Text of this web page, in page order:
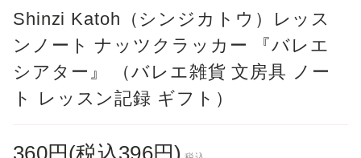
Shinzi Katoh（シンジカトウ）レッス
ンノート ナッツクラッカー 『バレエ
シアター』 （バレエ雑貨 文房具 ノー
ト レッスン記録 ギフト）
360円(税込396円)